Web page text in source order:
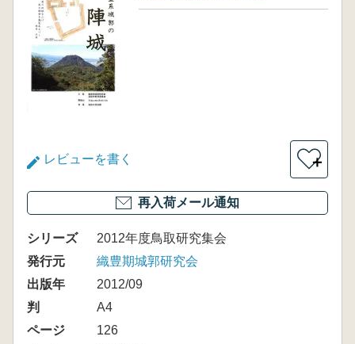
レビューを書く ＋
再入荷メール通知
シリーズ
2012年度鳥取研究集会
発行元
織豊期城郭研究会
出版年
2012/09
判
A4
ページ
126